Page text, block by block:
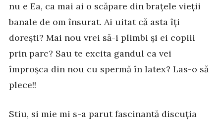
nu e Ea, ca mai ai o scăpare din brațele vieții
banale de om însurat. Ai uitat că asta îți
dorești? Mai nou vrei să-i plimbi și ei copiii
prin parc? Sau te excita gandul ca vei
împroșca din nou cu spermă în latex? Las-o să
plece!!
Stiu, si mie mi s-a parut fascinantă discuția